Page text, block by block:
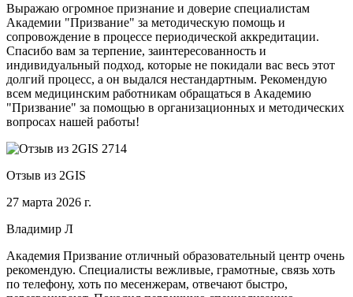
Выражаю огромное признание и доверие специалистам
Академии "Призвание" за методическую помощь и
сопровождение в процессе периодической аккредитации.
Спасибо вам за терпение, заинтересованность и
индивидуальный подход, которые не покидали вас весь этот
долгий процесс, а он выдался нестандартным. Рекомендую
всем медицинским работникам обращаться в Академию
"Призвание" за помощью в организационных и методических
вопросах нашей работы!
Отзыв из 2GIS
27 марта 2026 г.
Владимир Л
Академия Призвание отличный образовательный центр очень
рекомендую. Специалисты вежливые, грамотные, связь хоть
по телефону, хоть по месенжерам, отвечают быстро,